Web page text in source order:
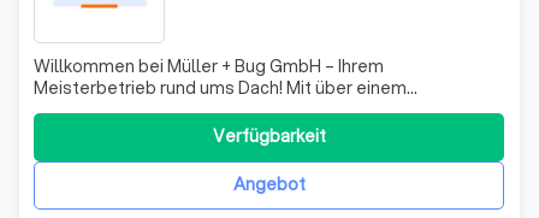
Willkommen bei Müller + Bug GmbH – Ihrem
Meisterbetrieb rund ums Dach! Mit über einem
Jahrhundert Erfahrung in der Dachdeckerei kombinieren
wir Tradition mit modernster Technik. Wir zeichnen uns
durch unsere Expertise in der Planung und Ausführung von
Dacharbeiten aus, sei es bei Neubauten oder Sani
Angebot
Verfügbarkeit